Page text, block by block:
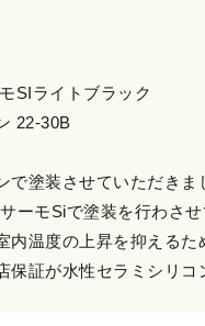
SIライトブラック
22-30B
で塗装させていただきま
ーモSiで塗装を行わさ
内温度の上昇を抑えるた
証が水性セラミシリコ